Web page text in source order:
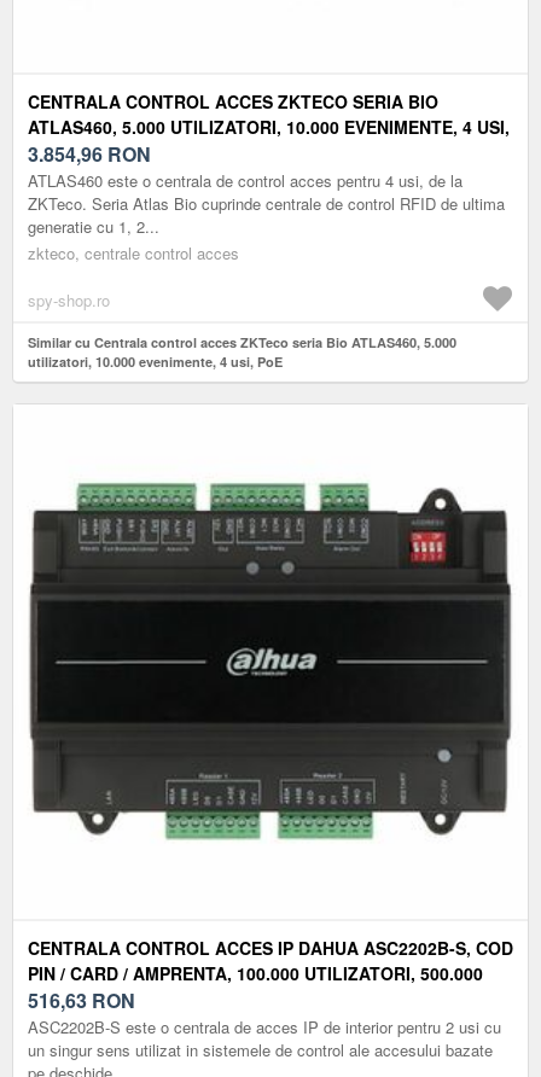
CENTRALA CONTROL ACCES ZKTECO SERIA BIO
ATLAS460, 5.000 UTILIZATORI, 10.000 EVENIMENTE, 4 USI,
POE
3.854,96 RON
ATLAS460 este o centrala de control acces pentru 4 usi, de la
ZKTeco. Seria Atlas Bio cuprinde centrale de control RFID de ultima
generatie cu 1, 2...
zkteco, centrale control acces
spy-shop.ro
Similar cu Centrala control acces ZKTeco seria Bio ATLAS460, 5.000
utilizatori, 10.000 evenimente, 4 usi, PoE
CENTRALA CONTROL ACCES IP DAHUA ASC2202B-S, COD
PIN / CARD / AMPRENTA, 100.000 UTILIZATORI, 500.000
EVENIMENTE, TAMPER, POE
516,63 RON
ASC2202B-S este o centrala de acces IP de interior pentru 2 usi cu
un singur sens utilizat in sistemele de control ale accesului bazate